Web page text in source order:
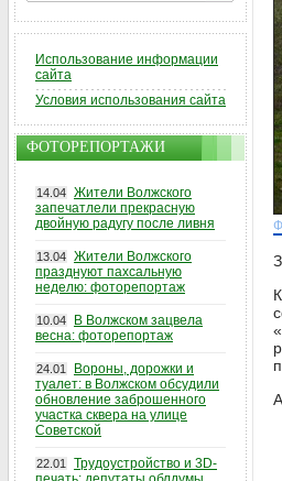
Использование информации
сайта
Условия использования сайта
ФОТОРЕПОРТАЖИ
14.04 Жители Волжского
запечатлели прекрасную
двойную радугу после ливня
13.04 Жители Волжского
празднуют пахсальную
неделю: фоторепортаж
10.04
В Волжском зацвела
весна: фоторепортаж
24.01
Вороны, дорожки и
туалет: в Волжском обсудили
обновление заброшенного
участка сквера на улице
Советской
22.01
Трудоустройство и 3D-